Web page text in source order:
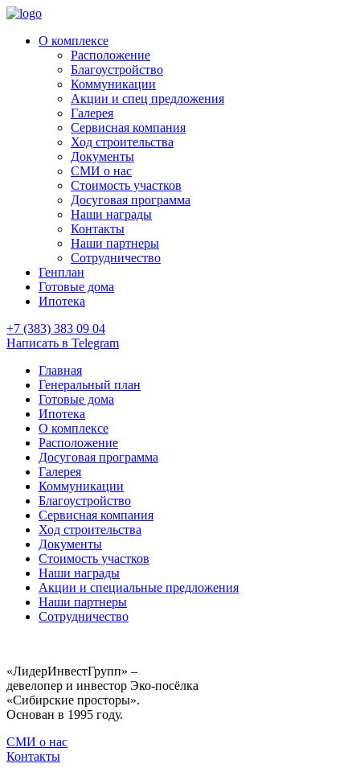
О комплексе
Расположение
Благоустройство
Коммуникации
Акции и спец предложения
Галерея
Сервисная компания
Ход строительства
Документы
СМИ о нас
Стоимость участков
Досуговая программа
Наши награды
Контакты
Наши партнеры
Сотрудничество
Генплан
Готовые дома
Ипотека
+7 (383) 383 09 04
Написать в Telegram
Главная
Генеральный план
Готовые дома
Ипотека
О комплексе
Расположение
Досуговая программа
Галерея
Коммуникации
Благоустройство
Сервисная компания
Ход строительства
Документы
Стоимость участков
Наши награды
Акции и специальные предложения
Наши партнеры
Сотрудничество
«ЛидерИнвестГрупп» –
девелопер и инвестор Эко-посёлка
«Сибирские просторы».
Основан в 1995 году.
СМИ о нас
Контакты